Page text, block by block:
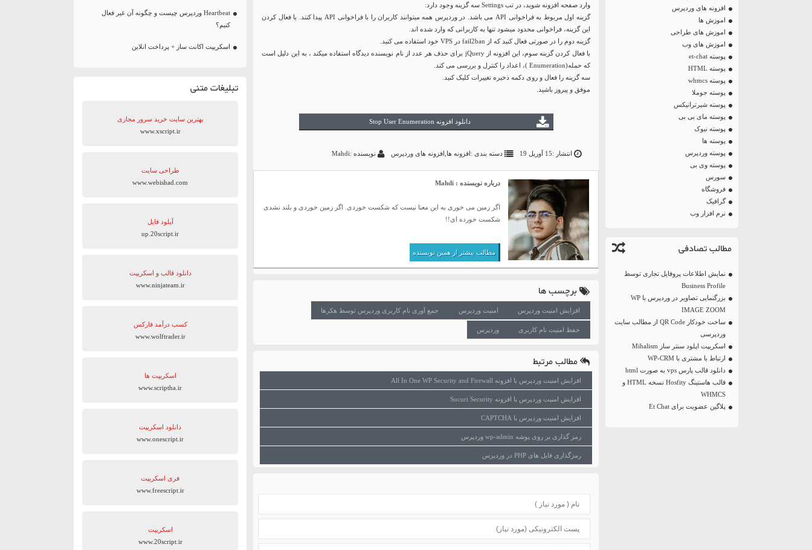
افزونه های وردپرس
اموزش ها
اموزش های طراحی
اموزش های وب
پوسته et-chat
پوسته HTML
پوسته whmcs
پوسته جوملا
پوسته شیرترانیکس
پوسته مای بی بی
پوسته نیوک
پوسته ها
پوسته وردپرس
پوسته وی بی
سورس
فروشگاه
گرافیک
نرم افزار وب
مطالب تصادفی
نمایش اطلاعات پروفایل تجاری توسط
Business Profile
بزرگنمایی تصاویر در وردپرس با WP
IMAGE ZOOM
ساخت خودکار QR Code از مطالب سایت
وردپرسی
اسکریپت اپلود سنتر ساز Mihalism
ارتباط با مشتری با WP-CRM
دانلود قالب پارس vps به صورت html
قالب هاستینگ Hosfity نسخه HTML و
WHMCS
پلاگین عضویت برای Et Chat
وارد صفحه افزونه شوید، در تب Settings سه گزینه وجود دارد:
گزینه اول مربوط به فراخوانی API می باشد. در وردپرس همه میتوانند کاربران را با فراخوانی API پیدا کنند. با فعال کردن
این گزینه، فراخوانی محدود میشود تنها به کاربرانی که وارد شده اند.
گزینه دوم را در صورتی فعال کنید که از fail2ban در VPS خود استفاده می کنید.
با فعال کردن گزینه سوم، این افزونه از jQuery برای حذف هر عدد از نام نویسنده دیدگاه استفاده میکند ، به این دلیل است
که حمله(Enumeration )، اعداد را کنترل و بررسی می کند.
سه گزینه را فعال و روی دکمه ذخیره تغییرات کلیک کنید.
موفق و پیروز باشید.
دانلود افزونه Stop User Enumeration
انتشار :15 آوریل 19 دسته بندی :افزونه ها افزونه های وردپرس نویسنده :Mahdi
درباره نویسنده : Mahdi
اگر زمین می خوری به این معنا نیست که شکست خوردی. اگر زمین خوردی و بلند نشدی
شکست خورده ای!!
مطالب بیشتر از همین نویسنده
برچسب ها
افزایش امنیت وردپرس امنیت وردپرس جمع آوری نام کاربری وردپرس توسط هکرها
حفظ امنیت نام کاربری وردپرس
مطالب مرتبط
افزایش امنیت وردپرس با افزونه All In One WP Security and Firewall
افزایش امنیت وردپرس با افزونه Sucuri Security
افزایش امنیت وردپرس با CAPTCHA
رمز گذاری بر روی پوشه wp-admin وردپرس
رمزگذاری فایل های PHP در وردپرس
Heartbeat وردپرس چیست و چگونه آن غیر فعال
کنیم؟
اسکریپت اکانت ساز + پرداخت انلاین
تبلیغات متنی
بهترین سایت‌ خرید سرور مجازی
www.xscript.ir
طراحی سایت
www.webishad.com
آپلود فایل
up.20script.ir
دانلود قالب و اسکریپت
www.ninjateam.ir
کسب درآمد فارکس
www.wolftrader.ir
اسکریپت ها
www.scriptha.ir
دانلود اسکریپت
www.onescript.ir
فری اسکریپت
www.freescript.ir
اسکریپت
www.20script.ir